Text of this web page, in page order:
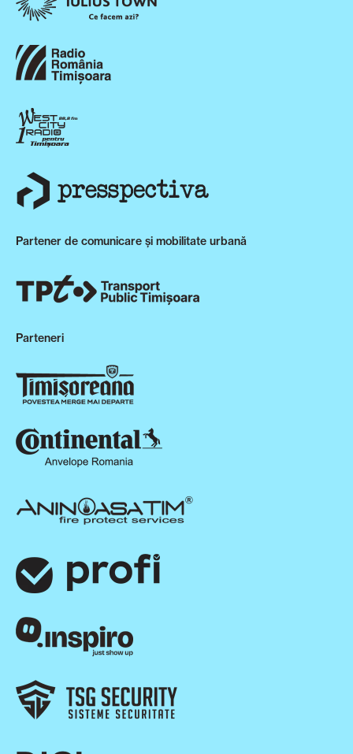
Partener de comunicare și mobilitate urbană
Parteneri